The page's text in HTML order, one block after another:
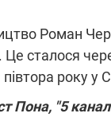
Роман
сталося
року у
Пона, "5